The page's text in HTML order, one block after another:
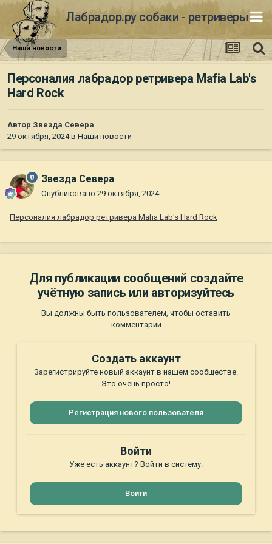
Лабрадор.ру собаки - ретриверы
Наши новости
Персоналия лабрадор ретривера Mafia Lab's
Hard Rock
Автор Звезда Севера
29 октября, 2024в Наши новости
Звезда Севера
Опубликовано 29 октября, 2024
Персоналия лабрадор ретривера Mafia Lab's Hard Rock
Для публикации сообщений создайте
учётную запись или авторизуйтесь
Вы должны быть пользователем, чтобы оставить
комментарий
Создать аккаунт
Зарегистрируйте новый аккаунт в нашем сообществе.
Это очень просто!
Регистрация нового пользователя
Войти
Уже есть аккаунт? Войти в систему.
Войти